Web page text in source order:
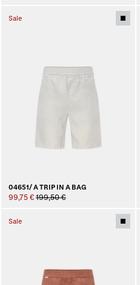
Sale
04651/ A TRIP IN A BAG
99,75 € 199,50 €
Sale